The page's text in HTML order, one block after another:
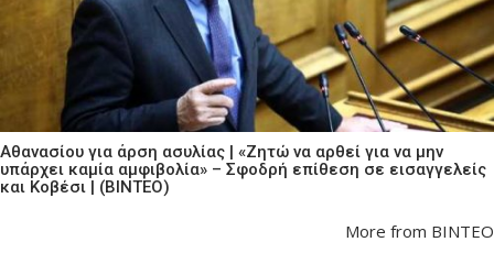
Αθανασίου για άρση ασυλίας | «Ζητώ να αρθεί για να μην
υπάρχει καμία αμφιβολία» – Σφοδρή επίθεση σε εισαγγελείς
και Κοβέσι | (ΒΙΝΤΕΟ)
More from ΒΙΝΤΕΟ